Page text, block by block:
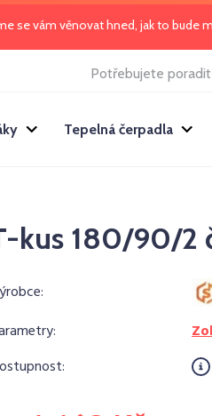
se vám věnovat hned, jak to bude
Potřebujete
Tepelná čerpadla
kus 180/90/2